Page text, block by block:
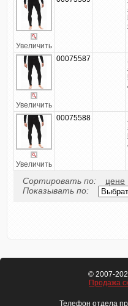
Увеличить
Увеличить
00075587
Увеличить
00075588
Сортировать по: цене
Показывать по:
© 2007-
Продажа
Телефон отдела